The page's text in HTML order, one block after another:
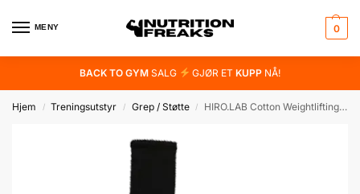
MENY 0
BACK TO GYMSALG GJØR ET KUPP NÅ!
Hjem / Treningsutstyr / Grep / Støtte / HIRO.LAB Cotton Weightlifting Straps